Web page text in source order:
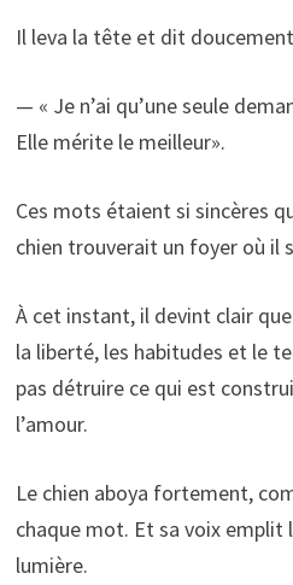
Il leva la tête et dit
— « Je n’ai qu’une seule
Elle mérite le meilleur».
Ces mots étaient si sincères
chien trouverait un foyer où il
À cet instant, il devint clair
la liberté, les habitudes et le
pas détruire ce qui est
l’amour.
Le chien aboya fortement,
chaque mot. Et sa voix emplit
lumière.